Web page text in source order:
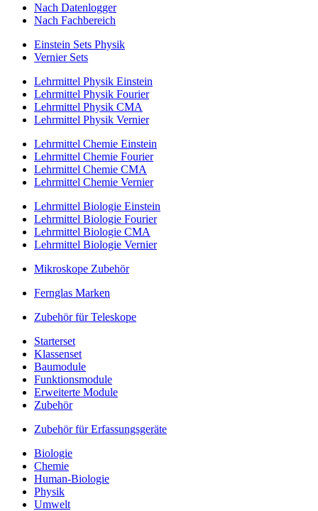
Nach Datenlogger
Nach Fachbereich
Einstein Sets Physik
Vernier Sets
Lehrmittel Physik Einstein
Lehrmittel Physik Fourier
Lehrmittel Physik CMA
Lehrmittel Physik Vernier
Lehrmittel Chemie Einstein
Lehrmittel Chemie Fourier
Lehrmittel Chemie CMA
Lehrmittel Chemie Vernier
Lehrmittel Biologie Einstein
Lehrmittel Biologie Fourier
Lehrmittel Biologie CMA
Lehrmittel Biologie Vernier
Mikroskope Zubehör
Fernglas Marken
Zubehör für Teleskope
Starterset
Klassenset
Baumodule
Funktionsmodule
Erweiterte Module
Zubehör
Zubehör für Erfassungsgeräte
Biologie
Chemie
Human-Biologie
Physik
Umwelt